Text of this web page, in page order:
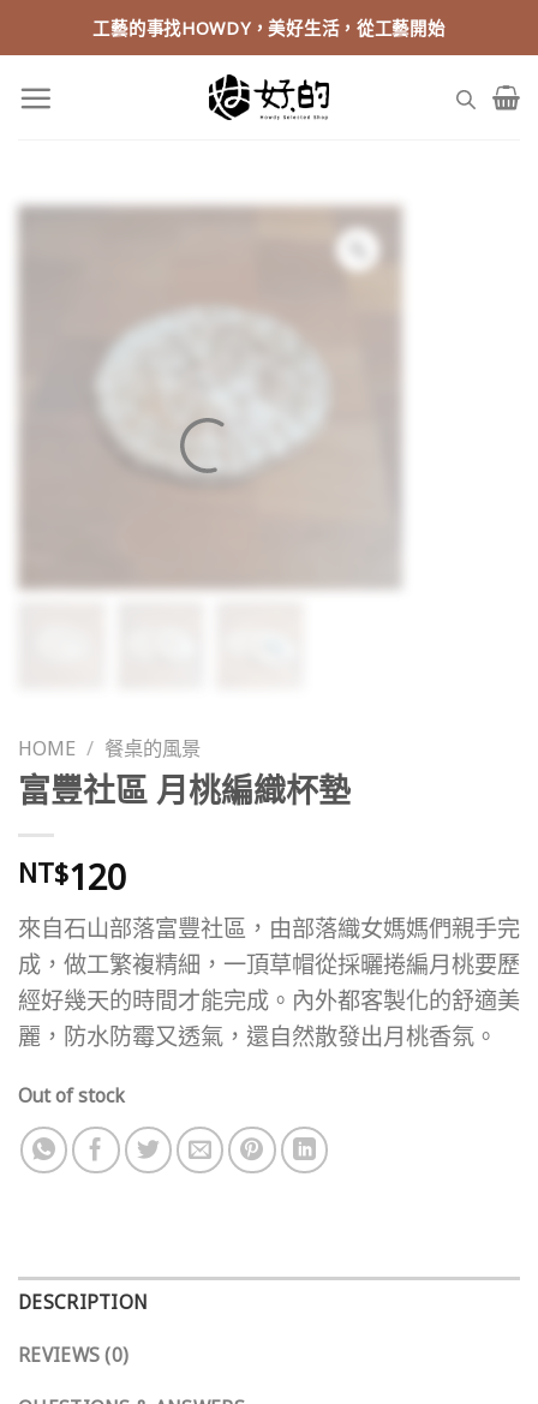
to
content
工藝的事找HOWDY，美好生活，從工藝開始
HOME / 餐桌的風景
富豐社區 月桃編織杯墊
NT$120
來自石山部落富豐社區，由部落織女媽媽們親手完
成，做工繁複精細，一頂草帽從採曬捲編月桃要歷
經好幾天的時間才能完成。內外都客製化的舒適美
麗，防水防霉又透氣，還自然散發出月桃香氛。
Out of stock
DESCRIPTION
REVIEWS (0)